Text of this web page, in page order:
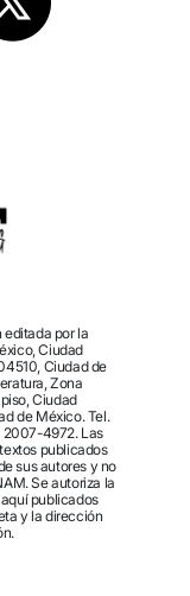
editada por la
Ciudad
Ciudad de
Zona
Ciudad
de México. Tel.
2007-4972. Las
publicados
sus autores y no
Se autoriza la
publicados
y la dirección